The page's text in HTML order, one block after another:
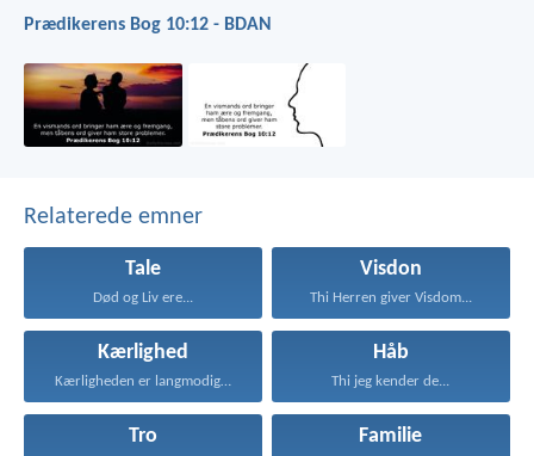
Prædikerens Bog 10:12 - BDAN
Relaterede emner
Tale
Død og Liv ere...
Visdon
Thi Herren giver Visdom...
Kærlighed
Kærligheden er langmodig, er...
Håb
Thi jeg kender de...
Tro Familie